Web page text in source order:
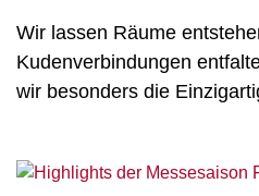
Wir lassen Räume
Kudenverbindungen
wir besonders die